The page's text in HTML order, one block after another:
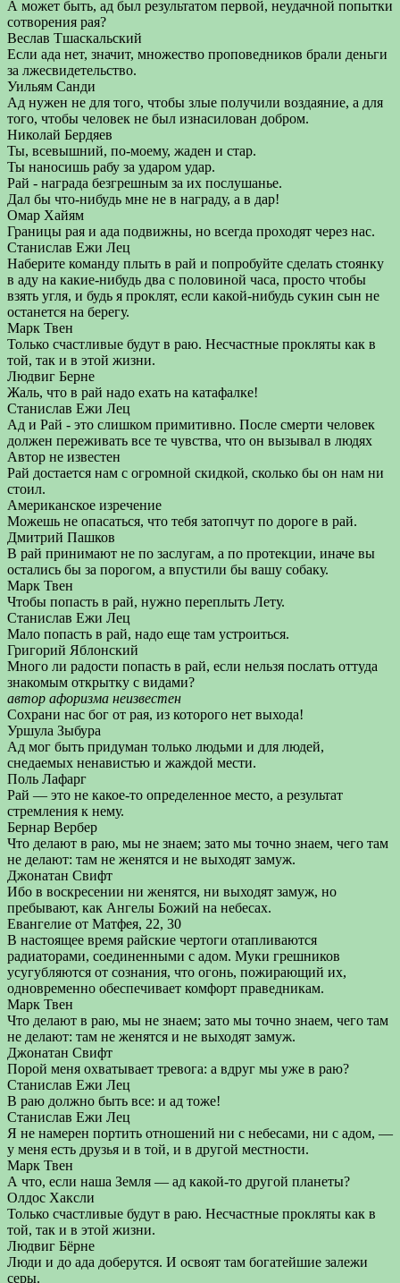
А может быть, ад был результатом первой, неудачной попытки
сотворения рая?
Веслав Тшаскальский
Если ада нет, значит, множество проповедников брали деньги
за лжесвидетельство.
Уильям Санди
Ад нужен не для того, чтобы злые получили воздаяние, а для
того, чтобы человек не был изнасилован добром.
Николай Бердяев
Ты, всевышний, по-моему, жаден и стар.
Ты наносишь рабу за ударом удар.
Рай - награда безгрешным за их послушанье.
Дал бы что-нибудь мне не в награду, а в дар!
Омар Хайям
Границы рая и ада подвижны, но всегда проходят через нас.
Станислав Ежи Лец
Наберите команду плыть в рай и попробуйте сделать стоянку
в аду на какие-нибудь два с половиной часа, просто чтобы
взять угля, и будь я проклят, если какой-нибудь сукин сын не
останется на берегу.
Марк Твен
Только счастливые будут в раю. Несчастные прокляты как в
той, так и в этой жизни.
Людвиг Берне
Жаль, что в рай надо ехать на катафалке!
Станислав Ежи Лец
Ад и Рай - это слишком примитивно. После смерти человек
должен переживать все те чувства, что он вызывал в людях
Автор не известен
Рай достается нам с огромной скидкой, сколько бы он нам ни
стоил.
Американское изречение
Можешь не опасаться, что тебя затопчут по дороге в рай.
Дмитрий Пашков
В рай принимают не по заслугам, а по протекции, иначе вы
остались бы за порогом, а впустили бы вашу собаку.
Марк Твен
Чтобы попасть в рай, нужно переплыть Лету.
Станислав Ежи Лец
Мало попасть в рай, надо еще там устроиться.
Григорий Яблонский
Много ли радости попасть в рай, если нельзя послать оттуда
знакомым открытку с видами?
автор афоризма неизвестен
Сохрани нас бог от рая, из которого нет выхода!
Уршула Зыбура
Ад мог быть придуман только людьми и для людей,
снедаемых ненавистью и жаждой мести.
Поль Лафарг
Рай — это не какое-то определенное место, а результат
стремления к нему.
Бернар Вербер
Что делают в раю, мы не знаем; зато мы точно знаем, чего там
не делают: там не женятся и не выходят замуж.
Джонатан Свифт
Ибо в воскресении ни женятся, ни выходят замуж, но
пребывают, как Ангелы Божий на небесах.
Евангелие от Матфея, 22, 30
В настоящее время райские чертоги отапливаются
радиаторами, соединенными с адом. Муки грешников
усугубляются от сознания, что огонь, пожирающий их,
одновременно обеспечивает комфорт праведникам.
Марк Твен
Что делают в раю, мы не знаем; зато мы точно знаем, чего там
не делают: там не женятся и не выходят замуж.
Джонатан Свифт
Порой меня охватывает тревога: а вдруг мы уже в раю?
Станислав Ежи Лец
В раю должно быть все: и ад тоже!
Станислав Ежи Лец
Я не намерен портить отношений ни с небесами, ни с адом, —
у меня есть друзья и в той, и в другой местности.
Марк Твен
А что, если наша Земля — ад какой-то другой планеты?
Олдос Хаксли
Только счастливые будут в раю. Несчастные прокляты как в
той, так и в этой жизни.
Людвиг Бёрне
Люди и до ада доберутся. И освоят там богатейшие залежи
серы.